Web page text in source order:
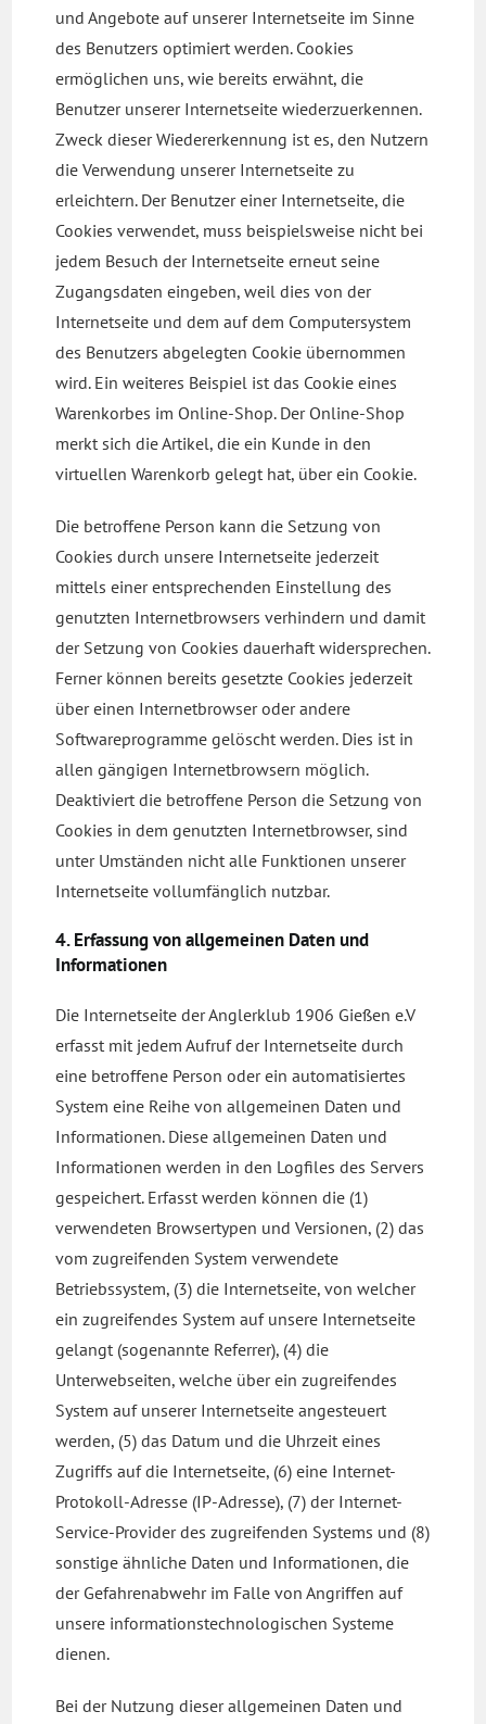
und Angebote auf unserer Internetseite im Sinne
des Benutzers optimiert werden. Cookies
ermöglichen uns, wie bereits erwähnt, die
Benutzer unserer Internetseite wiederzuerkennen.
Zweck dieser Wiedererkennung ist es, den Nutzern
die Verwendung unserer Internetseite zu
erleichtern. Der Benutzer einer Internetseite, die
Cookies verwendet, muss beispielsweise nicht bei
jedem Besuch der Internetseite erneut seine
Zugangsdaten eingeben, weil dies von der
Internetseite und dem auf dem Computersystem
des Benutzers abgelegten Cookie übernommen
wird. Ein weiteres Beispiel ist das Cookie eines
Warenkorbes im Online-Shop. Der Online-Shop
merkt sich die Artikel, die ein Kunde in den
virtuellen Warenkorb gelegt hat, über ein Cookie.
Die betroffene Person kann die Setzung von
Cookies durch unsere Internetseite jederzeit
mittels einer entsprechenden Einstellung des
genutzten Internetbrowsers verhindern und damit
der Setzung von Cookies dauerhaft widersprechen.
Ferner können bereits gesetzte Cookies jederzeit
über einen Internetbrowser oder andere
Softwareprogramme gelöscht werden. Dies ist in
allen gängigen Internetbrowsern möglich.
Deaktiviert die betroffene Person die Setzung von
Cookies in dem genutzten Internetbrowser, sind
unter Umständen nicht alle Funktionen unserer
Internetseite vollumfänglich nutzbar.
4. Erfassung von allgemeinen Daten und
Informationen
Die Internetseite der Anglerklub 1906 Gießen e.V
erfasst mit jedem Aufruf der Internetseite durch
eine betroffene Person oder ein automatisiertes
System eine Reihe von allgemeinen Daten und
Informationen. Diese allgemeinen Daten und
Informationen werden in den Logfiles des Servers
gespeichert. Erfasst werden können die (1)
verwendeten Browsertypen und Versionen, (2) das
vom zugreifenden System verwendete
Betriebssystem, (3) die Internetseite, von welcher
ein zugreifendes System auf unsere Internetseite
gelangt (sogenannte Referrer), (4) die
Unterwebseiten, welche über ein zugreifendes
System auf unserer Internetseite angesteuert
werden, (5) das Datum und die Uhrzeit eines
Zugriffs auf die Internetseite, (6) eine Internet-
Protokoll-Adresse (IP-Adresse), (7) der Internet-
Service-Provider des zugreifenden Systems und (8)
sonstige ähnliche Daten und Informationen, die
der Gefahrenabwehr im Falle von Angriffen auf
unsere informationstechnologischen Systeme
dienen.
Bei der Nutzung dieser allgemeinen Daten und